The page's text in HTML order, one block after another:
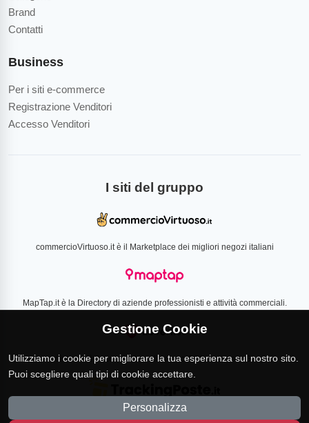
Brand
Contatti
Business
Per i siti e-commerce
Registrazione Venditori
Accesso Venditori
I siti del gruppo
commercioVirtuoso.it è il Marketplace dei migliori negozi italiani
MapTap.it è la Directory di aziende professionisti e attività commerciali.
Loverlist.com è il comparatore di prezzo CSS certificato Google
Gestione Cookie
Utilizziamo i cookie per migliorare la tua esperienza sul nostro sito.
Puoi scegliere quali tipi di cookie accettare.
Personalizza